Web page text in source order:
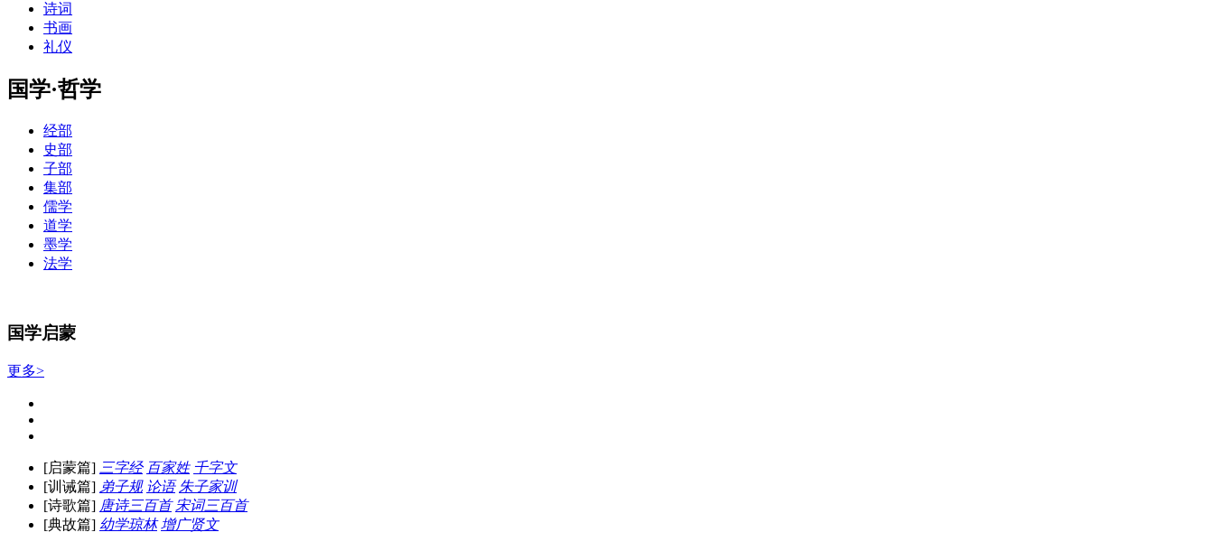
诗词
书画
礼仪
国学·哲学
经部
史部
子部
集部
儒学
道学
墨学
法学
国学启蒙
更多>
[启蒙篇] 三字经 百家姓 千字文
[训诫篇] 弟子规 论语 朱子家训
[诗歌篇] 唐诗三百首 宋词三百首
[典故篇] 幼学琼林 增广贤文